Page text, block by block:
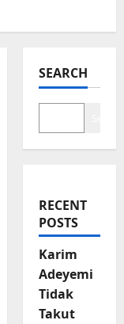
SEARCH
RECENT
POSTS
Karim
Adeyemi
Tidak
Takut